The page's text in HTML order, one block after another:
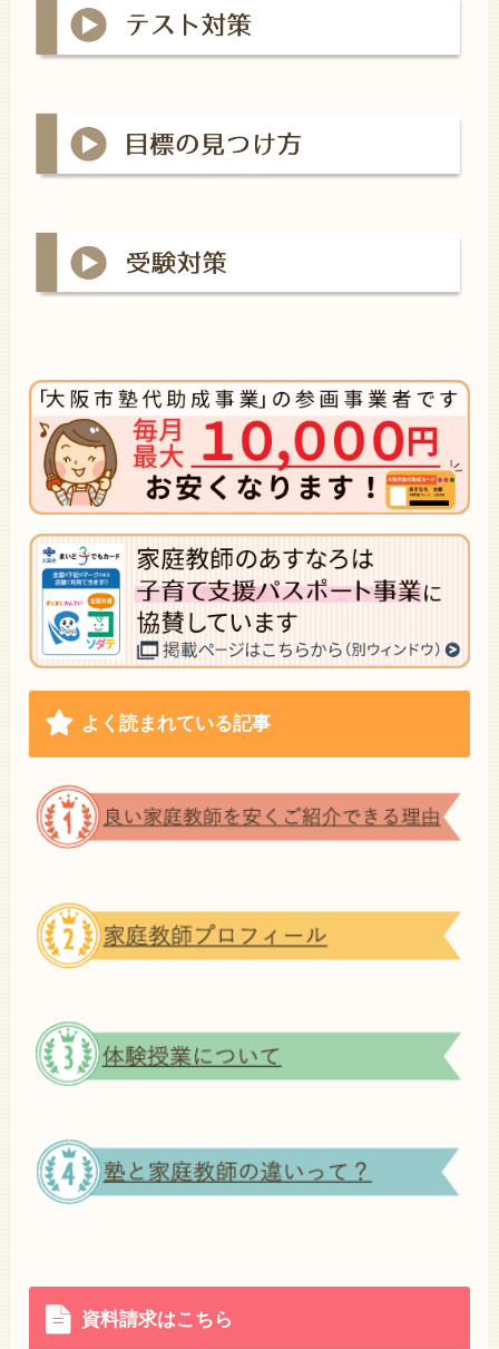
よく読まれている記事
資料請求はこちら